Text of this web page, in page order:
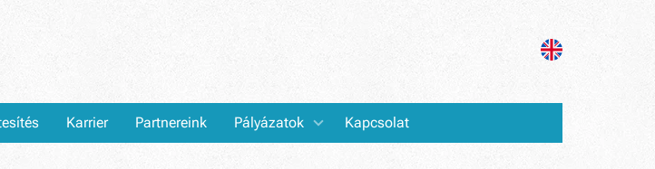
Karrier Partnereink Pályázatok Kapcsolat